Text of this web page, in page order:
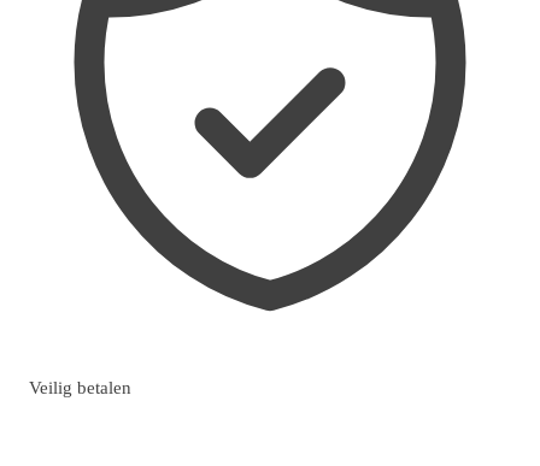
Veilig betalen